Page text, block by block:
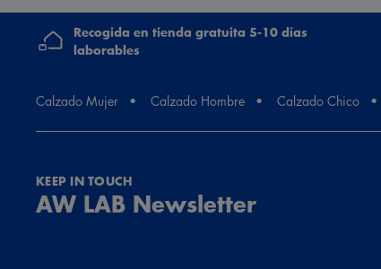
Recogida en tienda gratuita 5-10 días
laborables
Calzado Mujer Calzado Hombre Calzado Chico
KEEP IN TOUCH
AW LAB Newsletter